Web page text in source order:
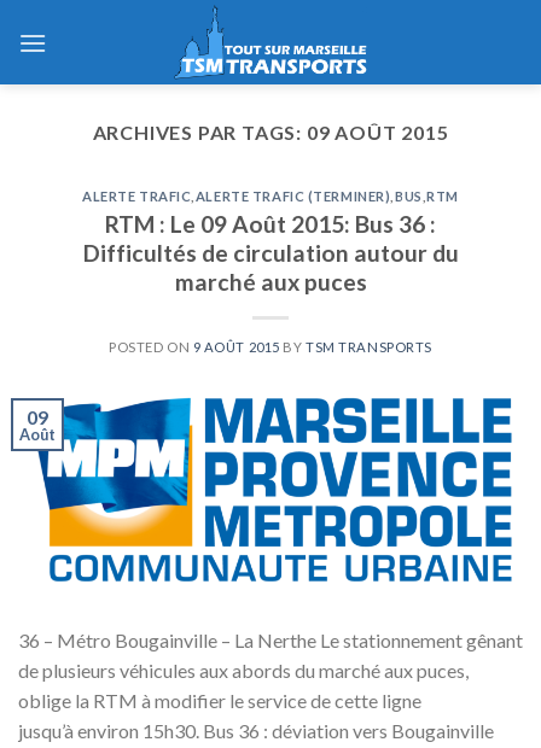
ARCHIVES PAR TAGS: 09 AOÛT 2015
ALERTE TRAFIC ALERTE TRAFIC (TERMINER) BUS ,RTM
RTM : Le 09 Août 2015: Bus 36 :
Difficultés de circulation autour du
marché aux puces
POSTED ON 9 AOÛT 2015 BYTSM TRANSPORTS
09
Août
36 – Métro Bougainville – La Nerthe Le stationnement gênant
de plusieurs véhicules aux abords du marché aux puces,
oblige la RTM à modifier le service de cette ligne
jusqu’à environ 15h30. Bus 36 : déviation vers Bougainville